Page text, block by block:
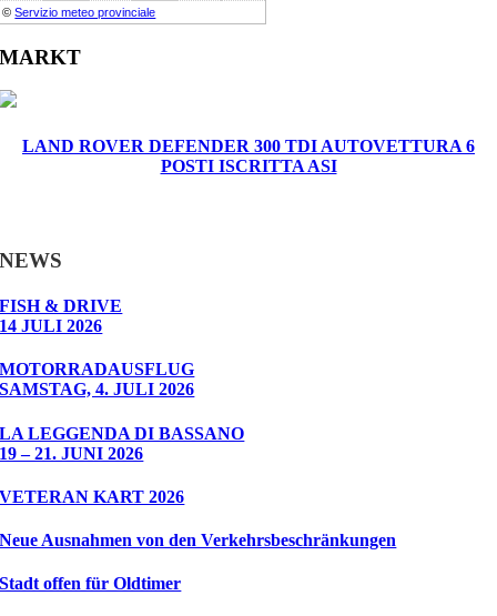
©Servizio meteo provinciale
MARKT
LAND ROVER DEFENDER 300 TDI AUTOVETTURA 6
POSTI ISCRITTA ASI
NEWS
FISH & DRIVE
14 JULI 2026
MOTORRADAUSFLUG
SAMSTAG, 4. JULI 2026
LA LEGGENDA DI BASSANO
19 – 21. JUNI 2026
VETERAN KART 2026
Neue Ausnahmen von den Verkehrsbeschränkungen
Stadt offen für Oldtimer